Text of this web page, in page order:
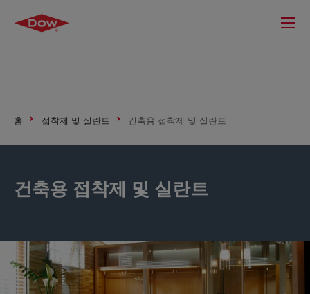
홈 접착제 및 실란트 건축용 접착제 및 실란트
건축용 접착제 및 실란트